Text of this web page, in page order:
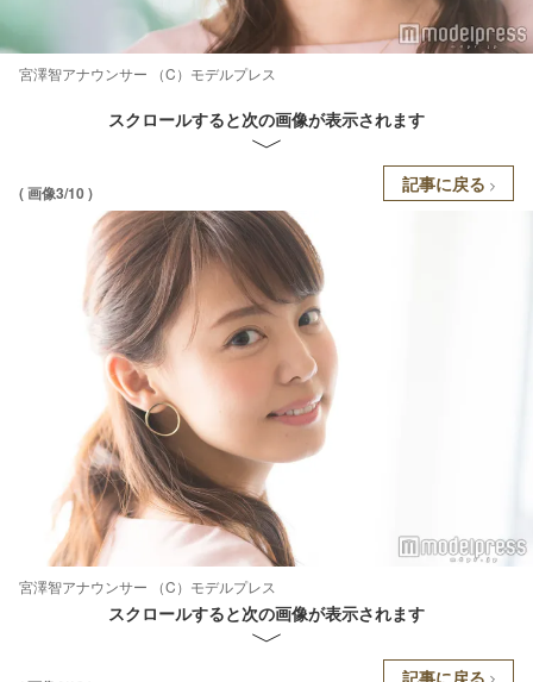
宮澤智アナウンサー （C）モデルプレス
スクロールすると次の画像が表示されます
( 画像3/10 ) 記事に戻る
宮澤智アナウンサー （C）モデルプレス
スクロールすると次の画像が表示されます
記事に戻る